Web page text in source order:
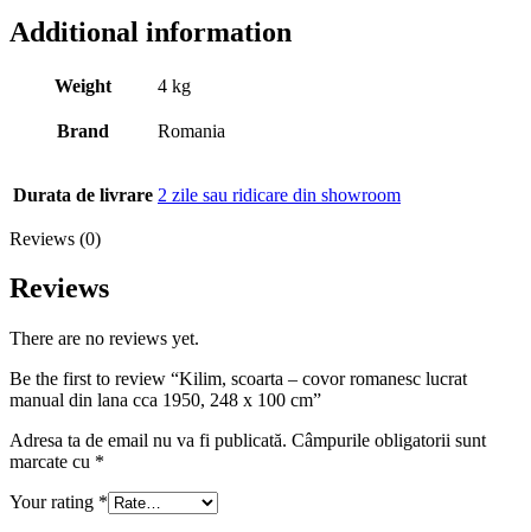
Additional information
Weight 4 kg
Brand Romania
Durata de livrare 2 zile sau ridicare din showroom
Reviews (0)
Reviews
There are no reviews yet.
Be the first to review “Kilim, scoarta – covor romanesc lucrat
manual din lana cca 1950, 248 x 100 cm”
Adresa ta de email nu va fi publicată. Câmpurile obligatorii sunt
marcate cu *
Your rating *